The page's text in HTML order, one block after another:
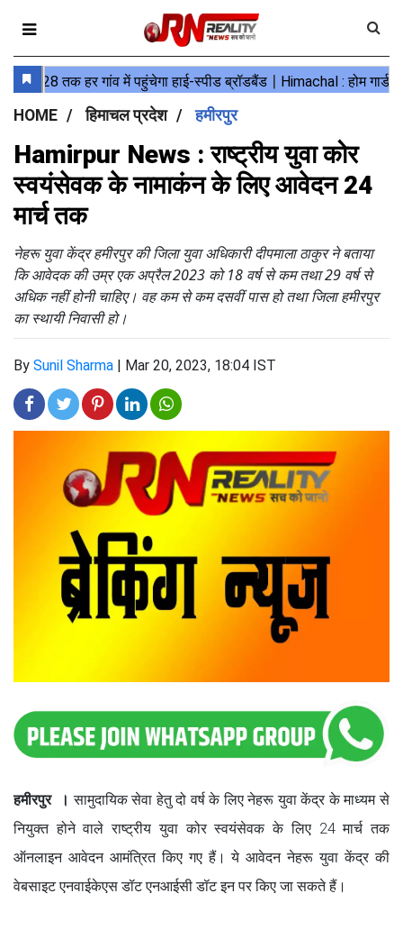
HOME हिमाचल प्रदेश हमीरपुर
Hamirpur News : राष्ट्रीय युवा कोर
स्वयंसेवक के नामाकंन के लिए आवेदन 24
मार्च तक
नेहरू युवा केंद्र हमीरपुर की जिला युवा अधिकारी दीपमाला ठाकुर ने बताया
कि आवेदक की उम्र एक अप्रैल 2023 को 18 वर्ष से कम तथा 29 वर्ष से
अधिक नहीं होनी चाहिए। वह कम से कम दसवीं पास हो तथा जिला हमीरपुर
का स्थायी निवासी हो।
By Sunil Sharma | Mar 20, 2023, 18:04 IST
हमीरपुर । सामुदायिक सेवा हेतु दो वर्ष के लिए नेहरू युवा केंद्र के माध्यम से
नियुक्त होने वाले राष्ट्रीय युवा कोर स्वयंसेवक के लिए 24 मार्च तक
ऑनलाइन आवेदन आमंत्रित किए गए हैं। ये आवेदन नेहरू युवा केंद्र की
वेबसाइट एनवाईकेएस डॉट एनआईसी डॉट इन पर किए जा सकते हैं।